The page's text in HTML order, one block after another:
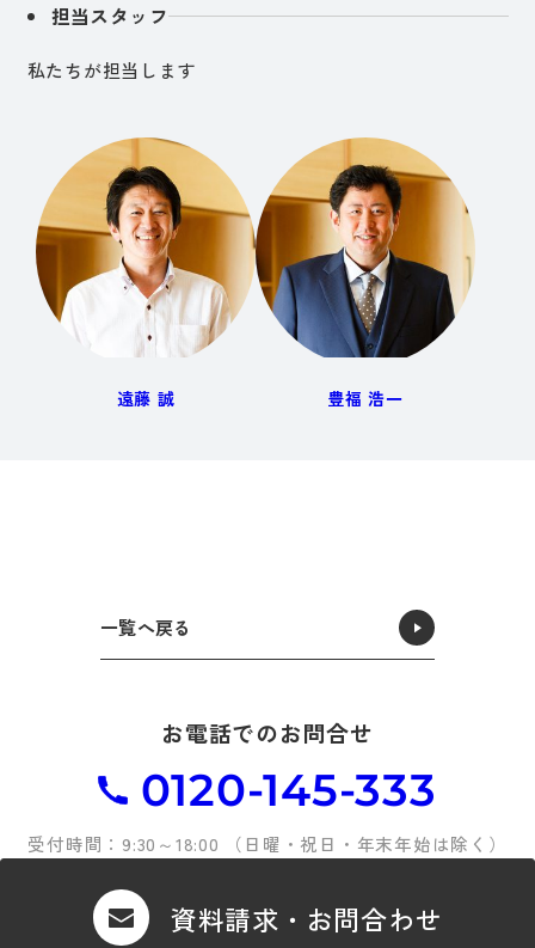
担当スタッフ
私たちが担当します
遠藤 誠 豊福 浩一
一覧へ戻る
お電話でのお問合せ
0120-145-333
受付時間：9:30～18:00 （日曜・祝日・年末年始は除く）
資料請求・お問合わせ